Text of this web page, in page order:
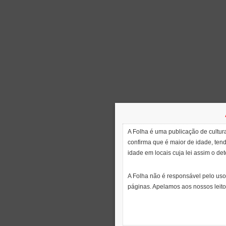
A Folha é uma publicação de
confirma que é maior de idade,
idade em locais cuja lei assim o
A Folha não é responsável pelo
páginas. Apelamos aos nossos